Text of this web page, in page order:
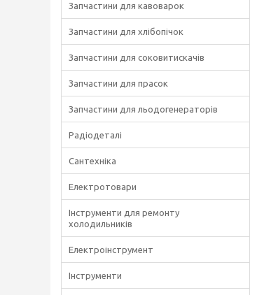
Запчастини для кавоварок
Запчастини для хлібопічок
Запчастини для соковитискачів
Запчастини для прасок
Запчастини для льодогенераторів
Радіодеталі
Сантехніка
Електротовари
Інструменти для ремонту
холодильників
Електроінструмент
Інструменти